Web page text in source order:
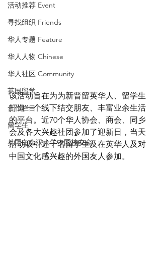
活动推荐 Event
寻找组织 Friends
华人专题 Feature
华人人物 Chinese
华人社区 Community
英国留学
合作栏目
留学生
英国白金汉大学中国校友会
该活动旨在为为新晋留英华人、留学生
打造一个线下结交朋友、丰富业余生活
的平台。近70个华人协会、商会、同乡
会及各大兴趣社团参加了迎新日，当天
活动吸引近千名留学生及在英华人及对
中国文化感兴趣的外国友人参加。